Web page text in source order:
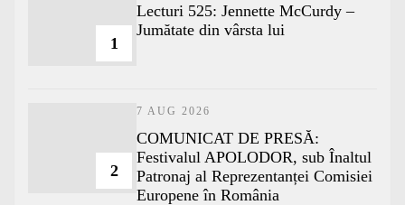
1
Lecturi 525: Jennette McCurdy –
Jumătate din vârsta lui
2
7 AUG 2026
COMUNICAT DE PRESĂ:
Festivalul APOLODOR, sub Înaltul
Patronaj al Reprezentanței Comisiei
Europene în România